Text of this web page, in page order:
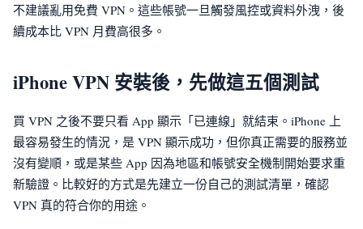
不建議亂用免費 VPN。這些帳號一旦觸發風控或資料外洩，後
續成本比 VPN 月費高很多。
iPhone VPN 安裝後，先做這五個測試
買 VPN 之後不要只看 App 顯示「已連線」就結束。iPhone 上
最容易發生的情況，是 VPN 顯示成功，但你真正需要的服務並
沒有變順，或是某些 App 因為地區和帳號安全機制開始要求重
新驗證。比較好的方式是先建立一份自己的測試清單，確認
VPN 真的符合你的用途。